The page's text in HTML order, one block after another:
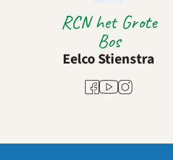
RCN het Grote
Bos
Eelco Stienstra
Facebook
YoutubeInstagram